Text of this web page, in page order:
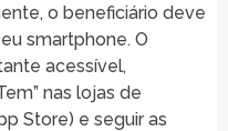
o beneficiário deve
smartphone. O
acessível,
nas lojas de
Store) e seguir as